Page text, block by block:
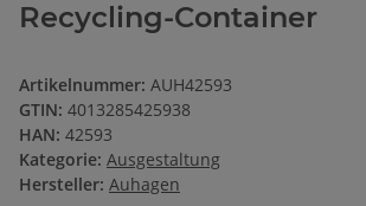
Recycling-Container
Artikelnummer: AUH42593
GTIN: 4013285425938
HAN: 42593
Kategorie: Ausgestaltung
Hersteller: Auhagen